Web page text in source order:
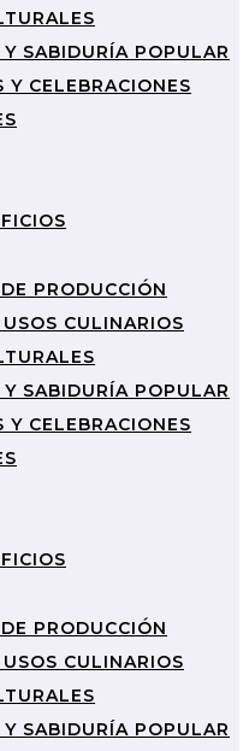
Y SABIDURÍA POPULAR
Y CELEBRACIONES
PRODUCCIÓN
CULINARIOS
Y SABIDURÍA POPULAR
Y CELEBRACIONES
PRODUCCIÓN
CULINARIOS
Y SABIDURÍA POPULAR